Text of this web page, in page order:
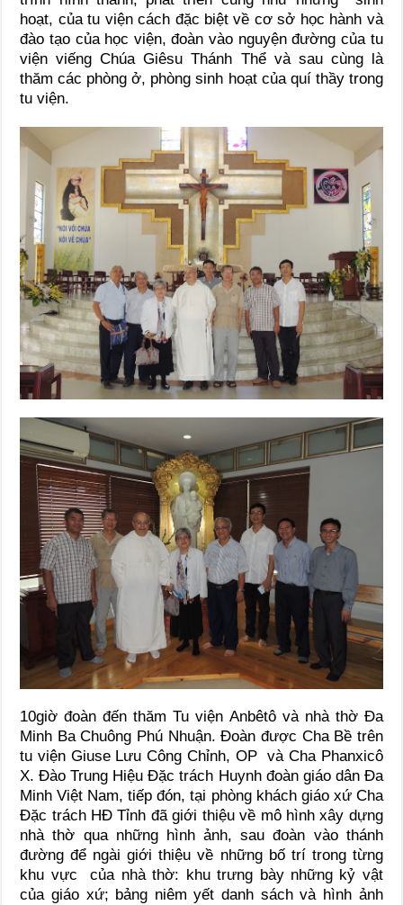
hoạt, của tu viện cách đặc biệt về cơ sở học hành và
đào tạo của học viện, đoàn vào nguyện đường của tu
viện viếng Chúa Giêsu Thánh Thể và sau cùng là
thăm các phòng ở, phòng sinh hoạt của quí thầy trong
tu viện.
10giờ đoàn đến thăm Tu viện Anbêtô và nhà thờ Đa
Minh Ba Chuông Phú Nhuận. Đoàn được Cha Bề trên
tu viện Giuse Lưu Công Chỉnh, OP và Cha Phanxicô
X. Đào Trung Hiệu Đặc trách Huynh đoàn giáo dân Đa
Minh Việt Nam, tiếp đón, tại phòng khách giáo xứ Cha
Đặc trách HĐ Tỉnh đã giới thiệu về mô hình xây dựng
nhà thờ qua những hình ảnh, sau đoàn vào thánh
đường để ngài giới thiệu về những bố trí trong từng
khu vực của nhà thờ: khu trưng bày những kỷ vật
của giáo xứ; bảng niêm yết danh sách và hình ảnh